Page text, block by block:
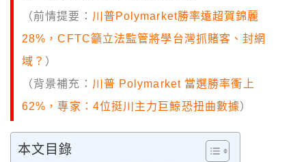
（前情提要： 川普Polymarket勝率遠超賀錦麗
28%，CFTC籲立法監管將學台灣抓賭客、封網
域？ ）
（背景補充： 川普 Polymarket 當選勝率衝上
62%，專家：4位挺川主力巨鯨恐扭曲數據）
本文目錄